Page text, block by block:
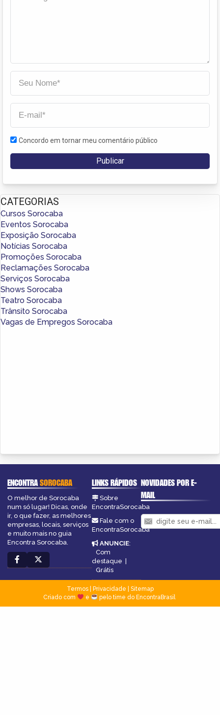
Concordo em tornar meu comentário público
CATEGORIAS
Cursos Sorocaba
Eventos Sorocaba
Exposição Sorocaba
Notícias Sorocaba
Promoções Sorocaba
Reclamações Sorocaba
Serviços Sorocaba
Shows Sorocaba
Teatro Sorocaba
Trânsito Sorocaba
Vagas de Empregos Sorocaba
ENCONTRASOROCABA
O melhor de Sorocaba
num só lugar! Dicas, onde
ir, o que fazer, as melhores
empresas, locais, serviços
e muito mais no guia
Encontra Sorocaba.
LINKS RÁPIDOS
Sobre
EncontraSorocaba
Fale com o
EncontraSorocaba
ANUNCIE:
Com
destaque
Grátis
NOVIDADES POR E-
MAIL
Termos| Privacidade
Sitemap
Criado com
e pelo time do EncontraBrasil